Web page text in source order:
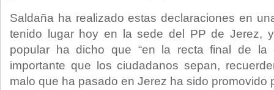
Saldaña ha realizado estas declaraciones en
tenido lugar hoy en la sede del PP de Jerez,
popular ha dicho que “en la recta final de la
importante que los ciudadanos sepan,
malo que ha pasado en Jerez ha sido promovido